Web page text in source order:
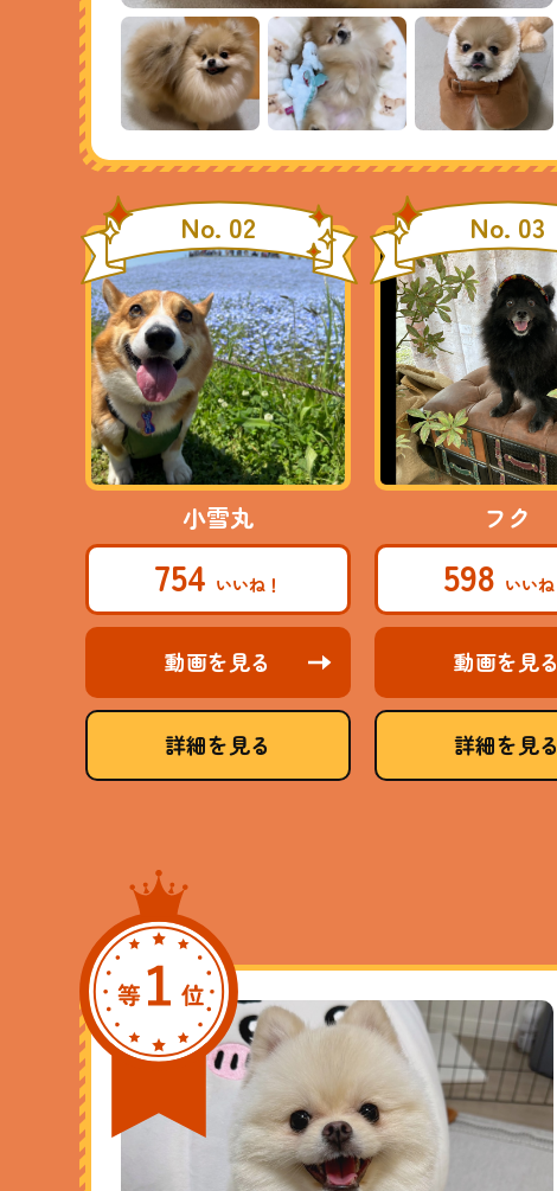
No. 02
小雪丸
754
動画を見る
詳細を見る
No. 03
フク
598
動画を見る
詳細を見る